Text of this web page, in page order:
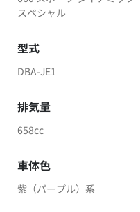
スペシャル
型式
DBA-JE1
排気量
658cc
車体色
紫（パープル）系